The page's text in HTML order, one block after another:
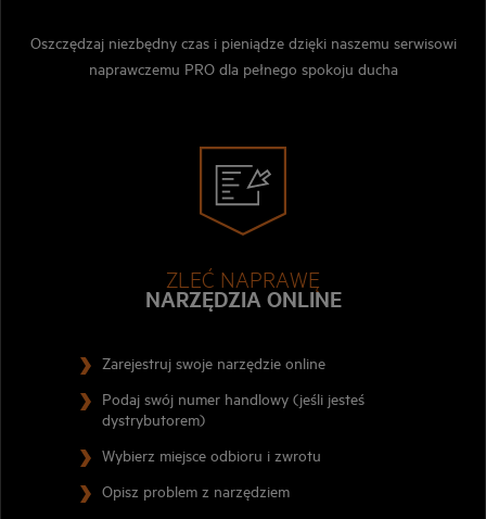
Oszczędzaj niezbędny czas i pieniądze dzięki naszemu serwisowi
naprawczemu PRO dla pełnego spokoju ducha
ZLEĆ NAPRAWĘ
NARZĘDZIA ONLINE
Zarejestruj swoje narzędzie online
Podaj swój numer handlowy (jeśli jesteś
dystrybutorem)
Wybierz miejsce odbioru i zwrotu
Opisz problem z narzędziem